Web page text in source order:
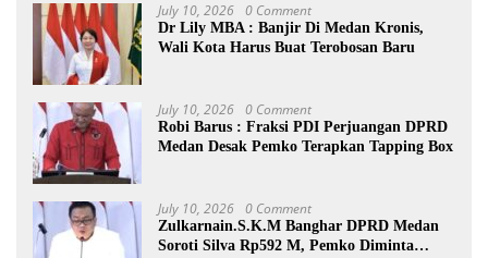
July 10, 2026 0 Comment
Dr Lily MBA : Banjir Di Medan Kronis,
Wali Kota Harus Buat Terobosan Baru
July 10, 2026 0 Comment
Robi Barus : Fraksi PDI Perjuangan DPRD
Medan Desak Pemko Terapkan Tapping Box
July 10, 2026 0 Comment
Zulkarnain.S.K.M Banghar DPRD Medan
Soroti Silva Rp592 M, Pemko Diminta